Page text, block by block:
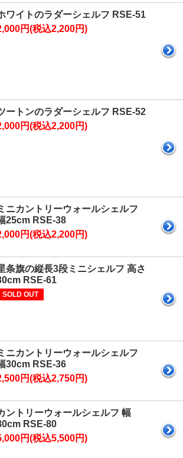
ワイトのラダーシェルフ RSE-51
円(税込2,200円)
ートンのラダーシェルフ RSE-52
円(税込2,200円)
ニカントリーウォールシェルフ
25cm RSE-38
円(税込2,200円)
条旗の縦長3段ミニシェルフ 高さ
RSE-61
SOLD OUT
ニカントリーウォールシェルフ
30cm RSE-36
円(税込2,750円)
ントリーウォールシェルフ 幅
RSE-80
円(税込5,500円)